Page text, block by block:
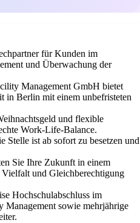
für Kunden im
und Überwachung der
Management GmbH bietet
in Berlin mit einem unbefristeten
und flexible
Work-Life-Balance.
Stelle ist ab sofort zu besetzen und
Sie Ihre Zukunft in einem
und Gleichberechtigung
Hochschulabschluss im
Management sowie mehrjährige